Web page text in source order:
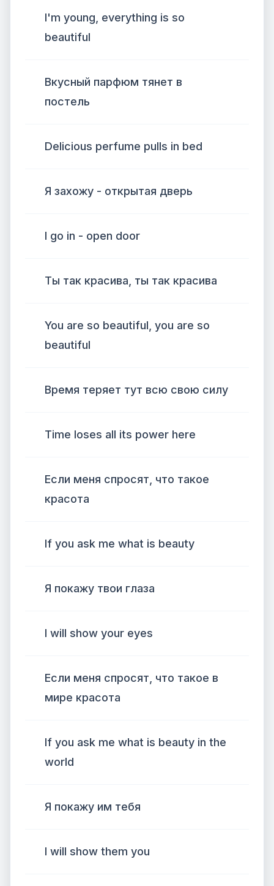
I'm young, everything is so
beautiful
Вкусный парфюм тянет в
постель
Delicious perfume pulls in bed
Я захожу - открытая дверь
I go in - open door
Ты так красива, ты так красива
You are so beautiful, you are so
beautiful
Время теряет тут всю свою силу
Time loses all its power here
Если меня спросят, что такое
красота
If you ask me what is beauty
Я покажу твои глаза
I will show your eyes
Если меня спросят, что такое в
мире красота
If you ask me what is beauty in the
world
Я покажу им тебя
I will show them you